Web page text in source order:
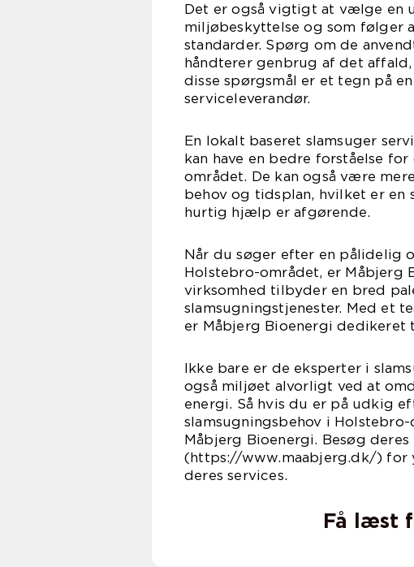
Det er også vigtigt at vælge en
miljøbeskyttelse og som følger
standarder. Spørg om de
håndterer genbrug af det
disse spørgsmål er et tegn på
serviceleverandør.
En lokalt baseret slamsuger
kan have en bedre forståelse
området. De kan også være
behov og tidsplan, hvilket er
hurtig hjælp er afgørende.
Når du søger efter en pålidelig
Holstebro-området, er Måbjerg
virksomhed tilbyder en bred
slamsugningstjenester. Med et
er Måbjerg Bioenergi dedikeret
Ikke bare er de eksperter i
også miljøet alvorligt ved at
energi. Så hvis du er på udkig
slamsugningsbehov i
Måbjerg Bioenergi. Besøg deres
(https://www.maabjerg.dk/) for
deres services.
Få læst